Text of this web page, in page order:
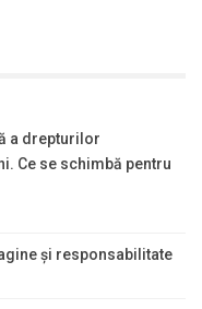
a drepturilor
Ce se schimbă pentru
și responsabilitate